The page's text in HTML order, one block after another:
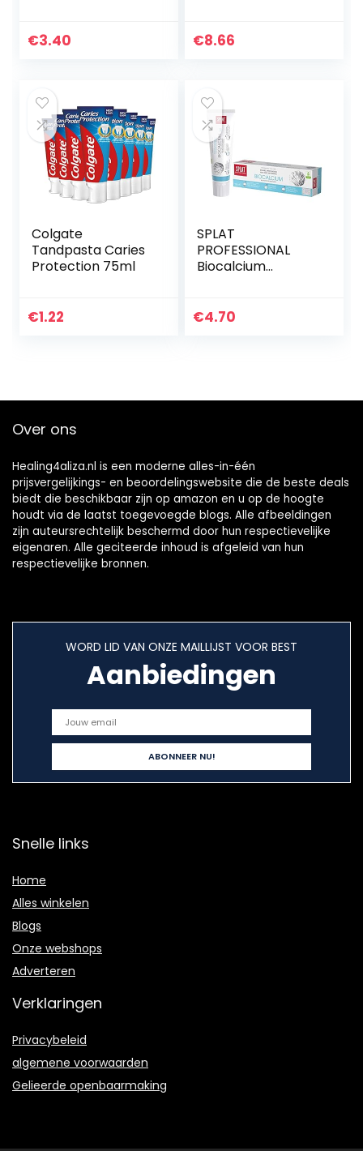
€3.40 €8.66
Colgate
Tandpasta Caries
Protection 75ml
€1.22
SPLAT
PROFESSIONAL
Biocalcium
tandglazuur –
€4.70
Over ons
Healing4aliza.nl is een moderne alles-in-één
prijsvergelijkings- en beoordelingswebsite die de beste deals
biedt die beschikbaar zijn op amazon en u op de hoogte
houdt via de laatst toegevoegde blogs. Alle afbeeldingen
zijn auteursrechtelijk beschermd door hun respectievelijke
eigenaren. Alle geciteerde inhoud is afgeleid van hun
respectievelijke bronnen.
WORD LID VAN ONZE MAILLIJST VOOR BEST
Aanbiedingen
Snelle links
Home
Alles winkelen
Blogs
Onze webshops
Adverteren
Verklaringen
Privacybeleid
algemene voorwaarden
Gelieerde openbaarmaking